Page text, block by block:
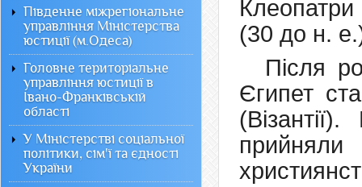
Клеопатри
(30 до н.
Після
Єгипет
Південне міжрегіональне
управління Міністерства
юстиції (м.Одеса)
Головне територіальне
управління юстиції в
Івано-Франківській
області
У Міністерстві соціальної
політики, сім'ї та єдності
України